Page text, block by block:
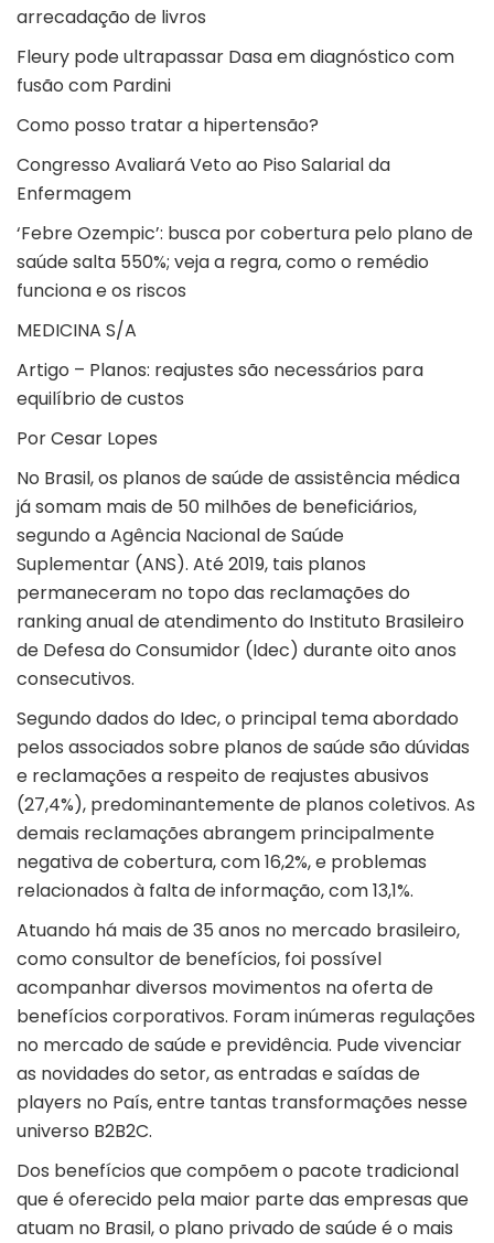
arrecadação de livros
Fleury pode ultrapassar Dasa em diagnóstico com
fusão com Pardini
Como posso tratar a hipertensão?
Congresso Avaliará Veto ao Piso Salarial da
Enfermagem
‘Febre Ozempic’: busca por cobertura pelo plano de
saúde salta 550%; veja a regra, como o remédio
funciona e os riscos
MEDICINA S/A
Artigo – Planos: reajustes são necessários para
equilíbrio de custos
Por Cesar Lopes
No Brasil, os planos de saúde de assistência médica
já somam mais de 50 milhões de beneficiários,
segundo a Agência Nacional de Saúde
Suplementar (ANS). Até 2019, tais planos
permaneceram no topo das reclamações do
ranking anual de atendimento do Instituto Brasileiro
de Defesa do Consumidor (Idec) durante oito anos
consecutivos.
Segundo dados do Idec, o principal tema abordado
pelos associados sobre planos de saúde são dúvidas
e reclamações a respeito de reajustes abusivos
(27,4%), predominantemente de planos coletivos. As
demais reclamações abrangem principalmente
negativa de cobertura, com 16,2%, e problemas
relacionados à falta de informação, com 13,1%.
Atuando há mais de 35 anos no mercado brasileiro,
como consultor de benefícios, foi possível
acompanhar diversos movimentos na oferta de
benefícios corporativos. Foram inúmeras regulações
no mercado de saúde e previdência. Pude vivenciar
as novidades do setor, as entradas e saídas de
players no País, entre tantas transformações nesse
universo B2B2C.
Dos benefícios que compõem o pacote tradicional
que é oferecido pela maior parte das empresas que
atuam no Brasil, o plano privado de saúde é o mais